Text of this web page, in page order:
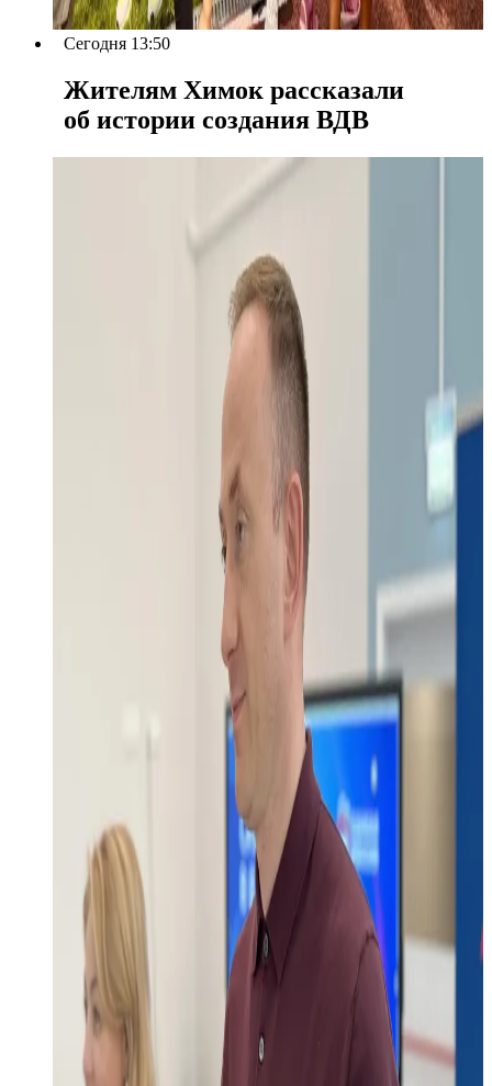
Сегодня 13:50
Жителям Химок рассказали
об истории создания ВДВ